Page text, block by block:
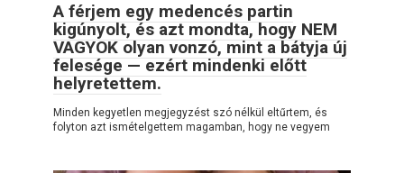
A férjem egy medencés partin
kigúnyolt, és azt mondta, hogy NEM
VAGYOK olyan vonzó, mint a bátyja új
felesége — ezért mindenki előtt
helyretettem.
Minden kegyetlen megjegyzést szó nélkül eltűrtem, és
folyton azt ismételgettem magamban, hogy ne vegyem